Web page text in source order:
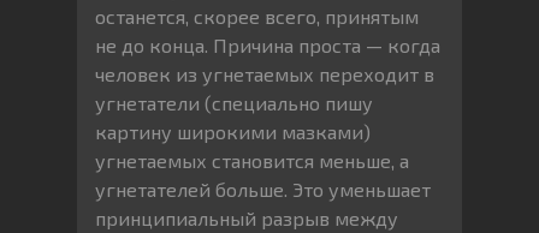
останется, скорее всего, принятым
не до конца. Причина проста — когда
человек из угнетаемых переходит в
угнетатели (специально пишу
картину широкими мазками)
угнетаемых становится меньше, а
угнетателей больше. Это уменьшает
принципиальный разрыв между